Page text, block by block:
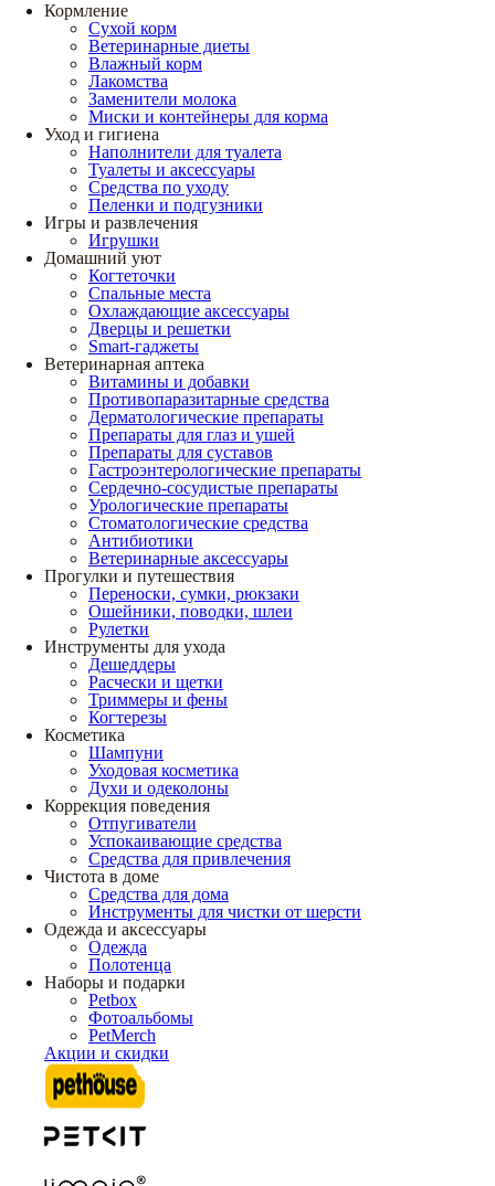
Кормление
Сухой корм
Ветеринарные диеты
Влажный корм
Лакомства
Заменители молока
Миски и контейнеры для корма
Уход и гигиена
Наполнители для туалета
Туалеты и аксессуары
Средства по уходу
Пеленки и подгузники
Игры и развлечения
Игрушки
Домашний уют
Когтеточки
Спальные места
Охлаждающие аксессуары
Дверцы и решетки
Smart-гаджеты
Ветеринарная аптека
Витамины и добавки
Противопаразитарные средства
Дерматологические препараты
Препараты для глаз и ушей
Препараты для суставов
Гастроэнтерологические препараты
Сердечно-сосудистые препараты
Урологические препараты
Стоматологические средства
Антибиотики
Ветеринарные аксессуары
Прогулки и путешествия
Переноски, сумки, рюкзаки
Ошейники, поводки, шлеи
Рулетки
Инструменты для ухода
Дешеддеры
Расчески и щетки
Триммеры и фены
Когтерезы
Косметика
Шампуни
Уходовая косметика
Духи и одеколоны
Коррекция поведения
Отпугиватели
Успокаивающие средства
Средства для привлечения
Чистота в доме
Средства для дома
Инструменты для чистки от шерсти
Одежда и аксессуары
Одежда
Полотенца
Наборы и подарки
Petbox
Фотоальбомы
PetMerch
Акции и скидки